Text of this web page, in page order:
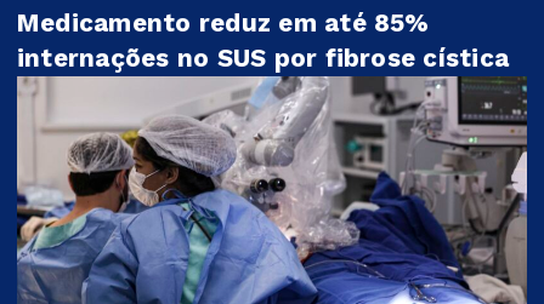
Medicamento reduz em até 85%
internações no SUS por fibrose cística